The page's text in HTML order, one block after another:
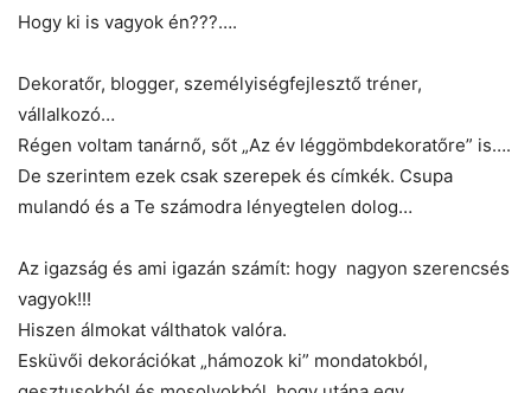
Hogy ki is vagyok én???….
Dekoratőr, blogger, személyiségfejlesztő tréner,
vállalkozó…
Régen voltam tanárnő, sőt „Az év léggömbdekoratőre” is….
De szerintem ezek csak szerepek és címkék. Csupa
mulandó és a Te számodra lényegtelen dolog…
Az igazság és ami igazán számít: hogy nagyon szerencsés
vagyok!!!
Hiszen álmokat válthatok valóra.
Esküvői dekorációkat „hámozok ki” mondatokból,